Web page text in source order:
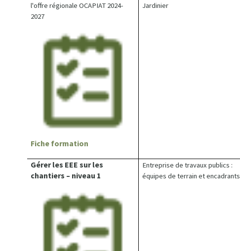
l'offre régionale OCAPIAT 2024-
2027
Fiche formation
Jardinier
Gérer les EEE sur les
chantiers – niveau 1
Entreprise de travaux publics :
équipes de terrain et encadrants